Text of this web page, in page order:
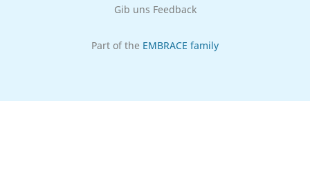
Gib uns Feedback
Part of the EMBRACE family